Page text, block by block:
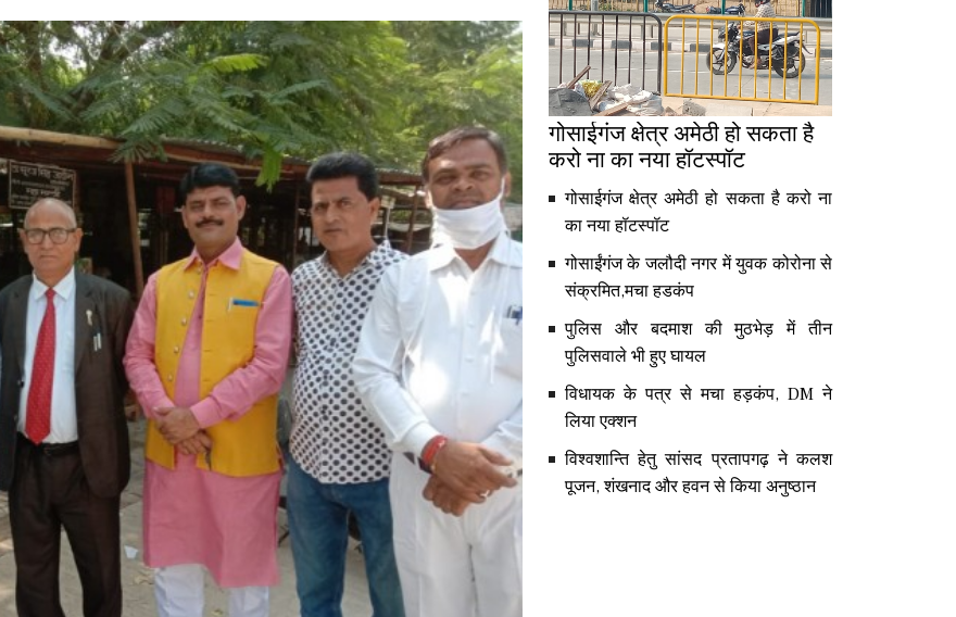
गोसाईगंज क्षेत्र अमेठी हो सकता है
करो ना का नया हॉटस्पॉट
गोसाईगंज क्षेत्र अमेठी हो सकता है करो ना
का नया हॉटस्पॉट
गोसाईंगंज के जलौदी नगर में युवक कोरोना से
संक्रमित,मचा हडकंप
पुलिस और बदमाश की मुठभेड़ में तीन
पुलिसवाले भी हुए घायल
विधायक के पत्र से मचा हड़कंप, DM ने
लिया एक्शन
विश्वशान्ति हेतु सांसद प्रतापगढ़ ने कलश
पूजन, शंखनाद और हवन से किया अनुष्ठान